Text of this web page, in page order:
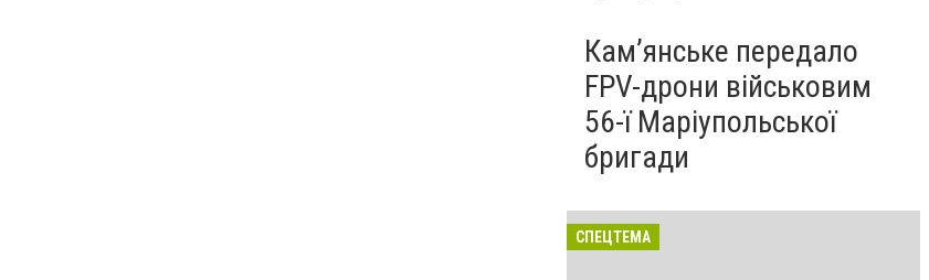
Кам’янське передало
FPV-дрони військовим
56-ї Маріупольської
бригади
СПЕЦТЕМА